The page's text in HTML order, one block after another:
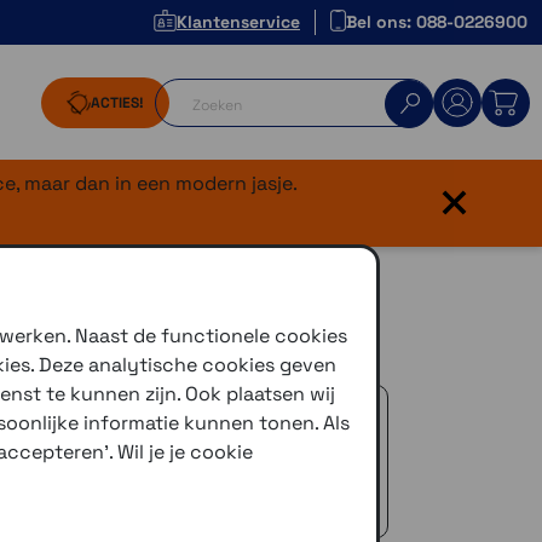
Klantenservice Bel ons: 088-0226900
ACTIES!
maar dan in een modern jasje.
×
maat 57
dag verstuurd (indien voorradig)
je adres of een PostNL afhaalpunt
Naast de functionele cookies
Deze analytische cookies geven
te kunnen zijn. Ook plaatsen wij
informatie kunnen tonen. Als
Wil je je cookie